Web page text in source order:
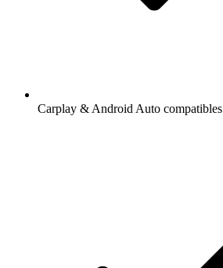
Carplay & Android Auto compatibles